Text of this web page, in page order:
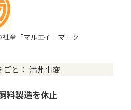
章「マルエイ」マーク
と： 満州事変
料製造を休止